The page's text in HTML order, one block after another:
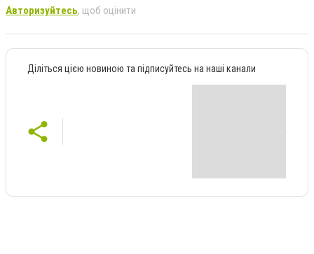
Авторизуйтесь, щоб оцінити
Діліться цією новиною та підписуйтесь на наші канали